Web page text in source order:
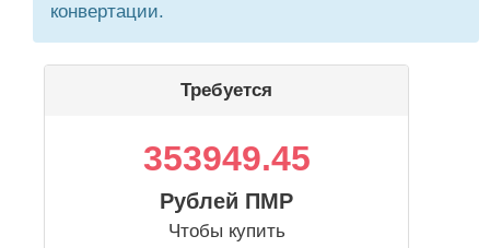
конвертации.
Требуется
353949.45
Рублей ПМР
Чтобы купить